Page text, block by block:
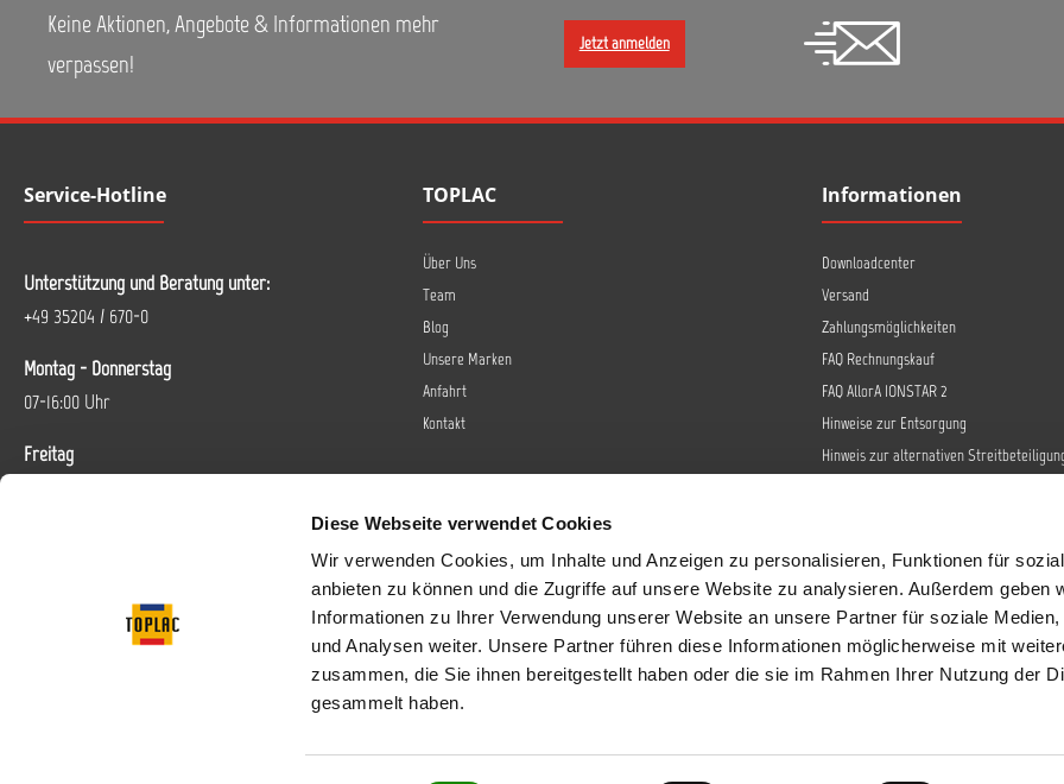
Diese Webseite verwendet Cookies
Wir verwenden Cookies, um Inhalte und Anzeigen zu personalisieren, Funktionen für
anbieten zu können und die Zugriffe auf unsere Website zu analysieren. Außerdem geben
Informationen zu Ihrer Verwendung unserer Website an unsere Partner für soziale Medien,
und Analysen weiter. Unsere Partner führen diese Informationen möglicherweise mit
zusammen, die Sie ihnen bereitgestellt haben oder die sie im Rahmen Ihrer Nutzung der
gesammelt haben.
Keine Aktionen, Angebote & Informationen mehr
verpassen!
Jetzt anmelden
Service-Hotline
Unterstützung und Beratung unter:
+49 35204 / 670-0
Montag - Donnerstag
07-16:00 Uhr
Freitag
Vertrag widerrufen
TOPLAC
Über Uns
Team
Blog
Unsere Marken
Anfahrt
Kontakt
Informationen
Downloadcenter
Versand
Zahlungsmöglichkeiten
FAQ Rechnungskauf
FAQ AllorA IONSTAR 2
Hinweise zur Entsorgung
Hinweis zur alternativen
Barrierefreiheit
Datenschutz
AGB
Impressum
Sendungsverfolgung